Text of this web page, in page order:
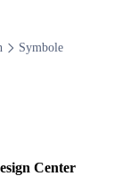
Symbole
Center